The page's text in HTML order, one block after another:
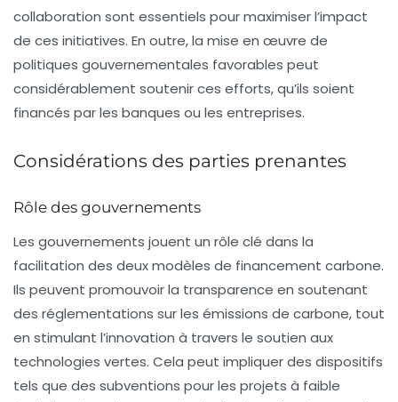
collaboration sont essentiels pour maximiser l’impact
de ces initiatives. En outre, la mise en œuvre de
politiques gouvernementales favorables peut
considérablement soutenir ces efforts, qu’ils soient
financés par les banques ou les entreprises.
Considérations des parties prenantes
Rôle des gouvernements
Les gouvernements jouent un rôle clé dans la
facilitation des deux modèles de financement carbone.
Ils peuvent promouvoir la transparence en soutenant
des réglementations sur les émissions de carbone, tout
en stimulant l’innovation à travers le soutien aux
technologies vertes. Cela peut impliquer des dispositifs
tels que des subventions pour les projets à faible